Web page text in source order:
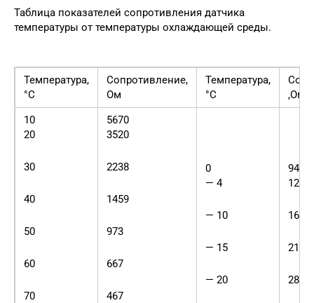
Таблица показателей сопротивления датчика
температуры от температуры охлаждающей среды.
Температура,
°С
Сопротивление,
Ом
Температура,
°С
,Ом
10
20
30
40
50
60
70
5670
3520
2238
1459
973
667
467
0
— 4
— 10
— 15
— 20
9420